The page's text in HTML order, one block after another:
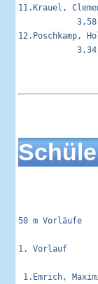
11.Krauel,
50 m
1.
1.Emrich,